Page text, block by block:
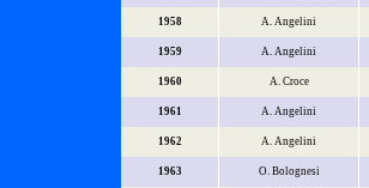
1958 A. Angelini
1959 A. Angelini
1960 A. Croce
1961 A. Angelini
1962 A. Angelini
1963 O. Bolognesi